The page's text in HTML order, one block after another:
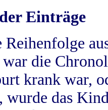
Einträge
war die
krank war,
wurde das